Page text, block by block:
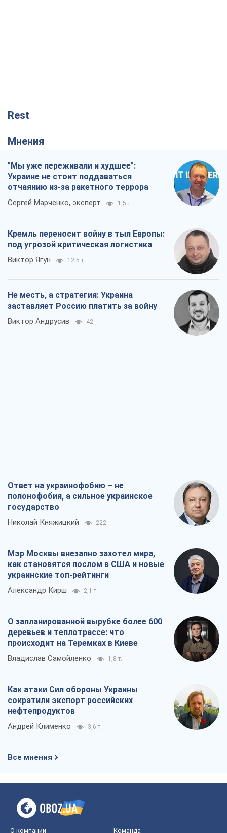
Rest
Мнения
"Мы уже переживали и худшее":
Украине не стоит поддаваться
отчаянию из-за ракетного террора
Сергей Марченко, эксперт 1,5 т.
Кремль переносит войну в тыл Европы:
под угрозой критическая логистика
Виктор Ягун 12,5 т.
Не месть, а стратегия: Украина
заставляет Россию платить за войну
Виктор Андрусив 42
Ответ на украинофобию – не
полонофобия, а сильное украинское
государство
Николай Княжицкий 222
Мэр Москвы внезапно захотел мира,
как становятся послом в США и новые
украинские топ-рейтинги
Александр Кирш 2,1 т.
О запланированной вырубке более 600
деревьев и теплотрассе: что
происходит на Теремках в Киеве
Владислав Самойленко 1,8 т.
Как атаки Сил обороны Украины
сократили экспорт российских
нефтепродуктов
Андрей Клименко 3,6 т.
Все мнения
О компании Команда